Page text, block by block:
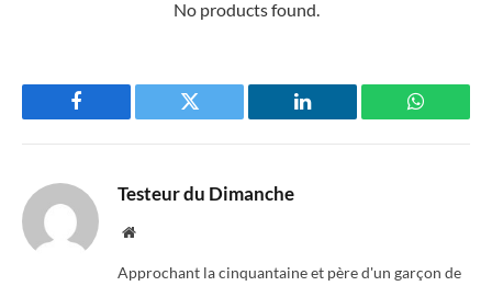
No products found.
Facebook Twitter LinkedIn
Testeur du Dimanche
Website
Approchant la cinquantaine et père d'un garçon de